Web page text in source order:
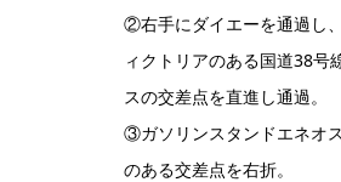
②右手にダイエーを通過し
ィクトリアのある国道38号
スの交差点を直進し通過。
③ガソリンスタンドエネオ
のある交差点を右折。